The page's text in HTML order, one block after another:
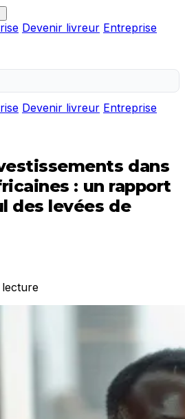
Devenir livreur Entreprise
Devenir livreur Entreprise
dans
: un rapport
des levées de